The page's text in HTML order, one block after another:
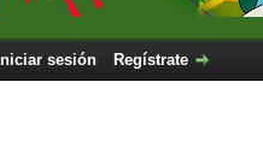
Iniciar sesión Regístrate